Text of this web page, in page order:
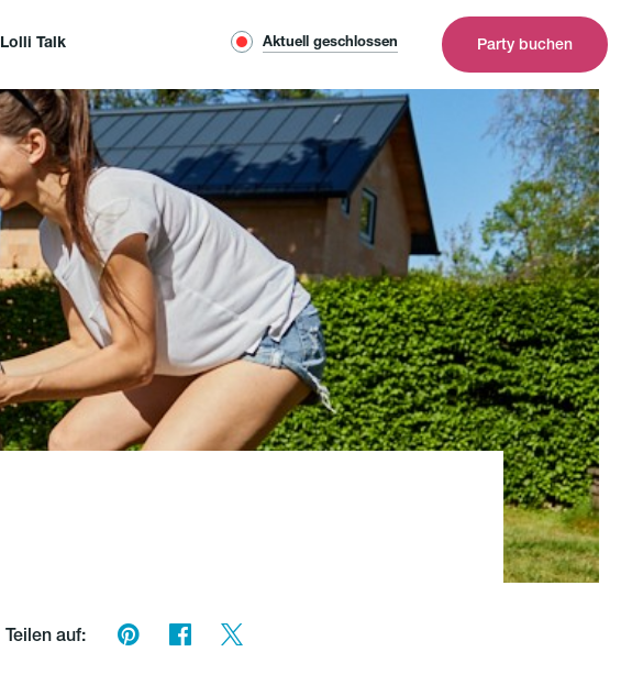
Lolli Talk Aktuell geschlossen Party buchen
Teilen auf: